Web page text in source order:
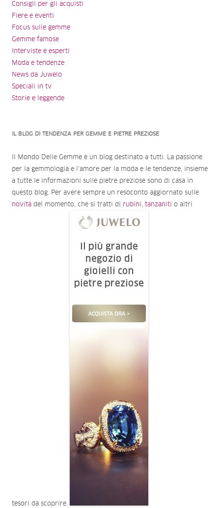
Consigli per gli acquisti
Fiere e eventi
Focus sulle gemme
Gemme famose
Interviste e esperti
Moda e tendenze
News da Juwelo
Speciali in tv
Storie e leggende
IL BLOG DI TENDENZA PER GEMME E PIETRE PREZIOSE
Il Mondo Delle Gemme è un blog destinato a tutti. La passione
per la gemmologia e l'amore per la moda e le tendenze, insieme
a tutte le informazioni sulle pietre preziose sono di casa in
questo blog. Per avere sempre un resoconto aggiornato sulle
novità del momento, che si tratti di rubini tanzaniti o altri
tesori da scoprire.